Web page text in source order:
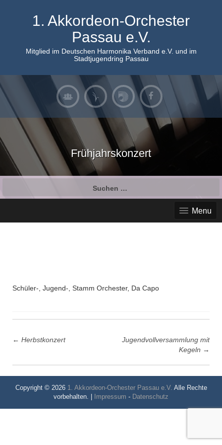
1. Akkordeon-Orchester
Passau e.V.
Mitglied im Deutschen Harmonika Verband e.V. und im
Stadtjugendring Passau
Frühjahrskonzert
Menu
Schüler-, Jugend-, Stamm Orchester, Da Capo
navigation
← Herbstkonzert
Jugendvollversammlung mit
Kegeln →
Copyright © 2026 1. Akkordeon-Orchester Passau e.V. Alle Rechte
vorbehalten. |
Impressum - Datenschutz